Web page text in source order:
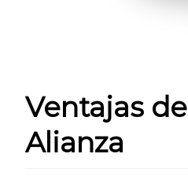
Ventajas
Alianza